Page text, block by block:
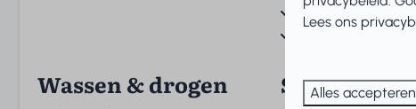
Vaatwasser
Waterkoker
Wassen & drogen Slapen
Lees ons
Alles accepteren